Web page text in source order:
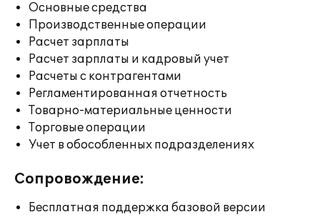
Основные средства
Производственные операции
Расчет зарплаты
Расчет зарплаты и кадровый учет
Расчеты с контрагентами
Регламентированная отчетность
Товарно-материальные ценности
Торговые операции
Учет в обособленных подразделениях
Сопровождение:
Бесплатная поддержка базовой версии